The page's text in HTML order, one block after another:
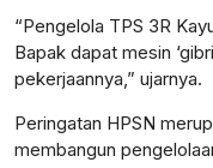
“Pengelola TPS 3R
Bapak dapat mesin
pekerjaannya,” ujarnya.
Peringatan HPSN
membangun